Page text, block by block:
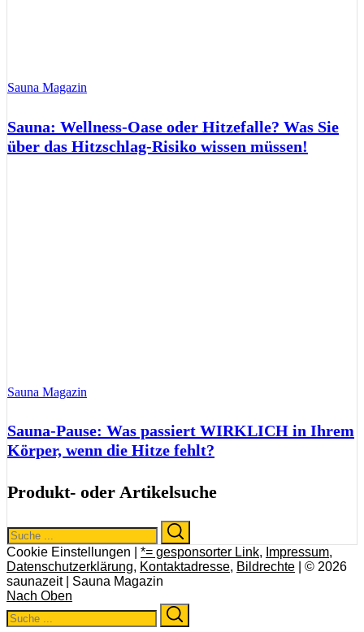
Sauna Magazin
Sauna: Wellness-Oase oder Hitzefalle? Was Sie
über das Hitzschlag-Risiko wissen müssen!
Sauna Magazin
Sauna-Pause: Was passiert WIRKLICH in Ihrem
Körper, wenn die Hitze fehlt?
Produkt- oder Artikelsuche
Search
for:
Cookie Einstellungen | *= gesponsorter Link, Impressum,
Datenschutzerklärung, Kontaktadresse, Bildrechte | © 2026
saunazeit | Sauna Magazin
Nach Oben
Search
for: